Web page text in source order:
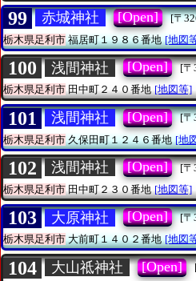
99 赤城神社 [Open]
[〒
栃木県足利市福居町１９８６番地 [地図
100 浅間神社 [Open]
[〒
栃木県足利市田中町２４０番地 [地図等]
101 浅間神社 [Open]
[〒
栃木県足利市久保田町１２４６番地 [地
102 浅間神社 [Open]
[〒
栃木県足利市 田中町２３０番地 [地図等]
103 大原神社 [Open]
[〒
栃木県足利市大前町１４０２番地 [地図
104 大山祗神社 [Open]